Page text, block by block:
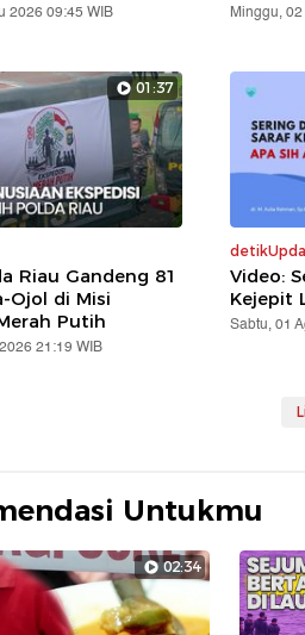
2026 09:45 WIB
Minggu,
01:37
Riau Gandeng 81
Ojol di Misi
Putih
21:19 WIB
Video:
Kejepit
Sabtu, 01
Untukmu
02:34